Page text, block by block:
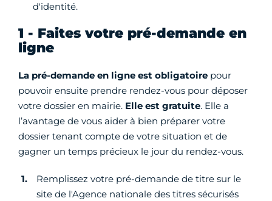
d'identité.
1 - Faites votre pré-demande en
ligne
La pré-demande en ligne est obligatoire pour
pouvoir ensuite prendre rendez-vous pour déposer
votre dossier en mairie. Elle est gratuite. Elle a
l’avantage de vous aider à bien préparer votre
dossier tenant compte de votre situation et de
gagner un temps précieux le jour du rendez-vous.
Remplissez votre pré-demande de titre sur le
site de l'Agence nationale des titres sécurisés